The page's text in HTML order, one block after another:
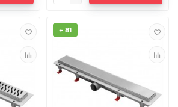
+ 81